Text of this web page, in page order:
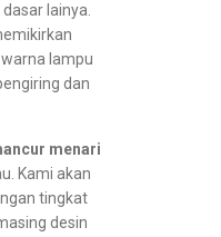
lainya.
lampu
dan
menari
Kami akan
tingkat
desin